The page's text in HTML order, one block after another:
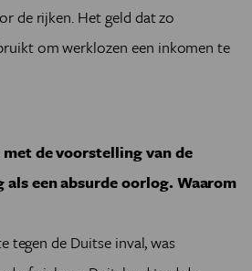
de rijken. Het geld dat zo
om werklozen een inkomen te
de voorstelling van de
een absurde oorlog. Waarom
tegen de Duitse inval, was